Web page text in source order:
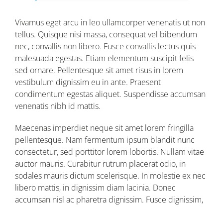
Vivamus eget arcu in leo ullamcorper venenatis ut non
tellus. Quisque nisi massa, consequat vel bibendum
nec, convallis non libero. Fusce convallis lectus quis
malesuada egestas. Etiam elementum suscipit felis
sed ornare. Pellentesque sit amet risus in lorem
vestibulum dignissim eu in ante. Praesent
condimentum egestas aliquet. Suspendisse accumsan
venenatis nibh id mattis.
Maecenas imperdiet neque sit amet lorem fringilla
pellentesque. Nam fermentum ipsum blandit nunc
consectetur, sed porttitor lorem lobortis. Nullam vitae
auctor mauris. Curabitur rutrum placerat odio, in
sodales mauris dictum scelerisque. In molestie ex nec
libero mattis, in dignissim diam lacinia. Donec
accumsan nisl ac pharetra dignissim. Fusce dignissim,